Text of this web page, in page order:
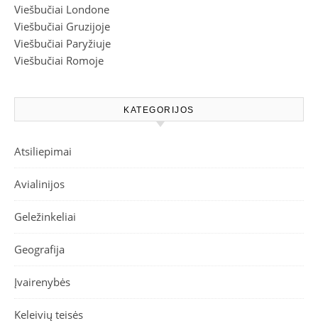
Viešbučiai Londone
Viešbučiai Gruzijoje
Viešbučiai Paryžiuje
Viešbučiai Romoje
KATEGORIJOS
Atsiliepimai
Avialinijos
Geležinkeliai
Geografija
Įvairenybės
Keleivių teisės